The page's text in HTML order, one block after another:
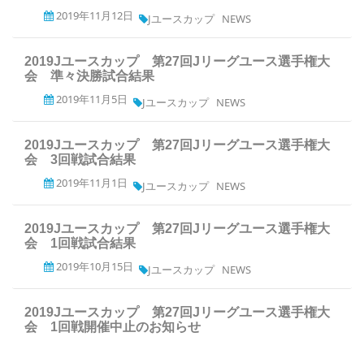
2019年11月12日 Jユースカップ NEWS
2019Jユースカップ 第27回Jリーグユース選手権大
会 準々決勝試合結果
2019年11月5日 Jユースカップ NEWS
2019Jユースカップ 第27回Jリーグユース選手権大
会 3回戦試合結果
2019年11月1日 Jユースカップ NEWS
2019Jユースカップ 第27回Jリーグユース選手権大
会 1回戦試合結果
2019年10月15日 Jユースカップ NEWS
2019Jユースカップ 第27回Jリーグユース選手権大
会 1回戦開催中止のお知らせ